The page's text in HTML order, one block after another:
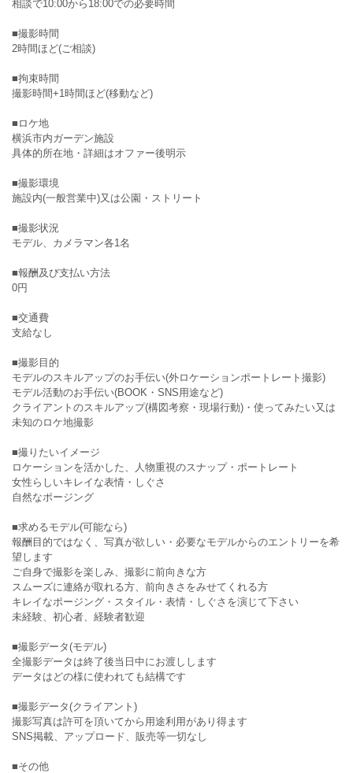
相談で10:00から18:00での必要時間
■撮影時間
2時間ほど(ご相談)
■拘束時間
撮影時間+1時間ほど(移動など)
■ロケ地
横浜市内ガーデン施設
具体的所在地・詳細はオファー後明示
■撮影環境
施設内(一般営業中)又は公園・ストリート
■撮影状況
モデル、カメラマン各1名
■報酬及び支払い方法
0円
■交通費
支給なし
■撮影目的
モデルのスキルアップのお手伝い(外ロケーションポートレート撮影)
モデル活動のお手伝い(BOOK・SNS用途など)
クライアントのスキルアップ(構図考察・現場行動)・使ってみたい又は
未知のロケ地撮影
■撮りたいイメージ
ロケーションを活かした、人物重視のスナップ・ポートレート
女性らしいキレイな表情・しぐさ
自然なポージング
■求めるモデル(可能なら)
報酬目的ではなく、写真が欲しい・必要なモデルからのエントリーを希
望します
ご自身で撮影を楽しみ、撮影に前向きな方
スムーズに連絡が取れる方、前向きさをみせてくれる方
キレイなポージング・スタイル・表情・しぐさを演じて下さい
未経験、初心者、経験者歓迎
■撮影データ(モデル)
全撮影データは終了後当日中にお渡しします
データはどの様に使われても結構です
■撮影データ(クライアント)
撮影写真は許可を頂いてから用途利用があり得ます
SNS掲載、アップロード、販売等一切なし
■その他